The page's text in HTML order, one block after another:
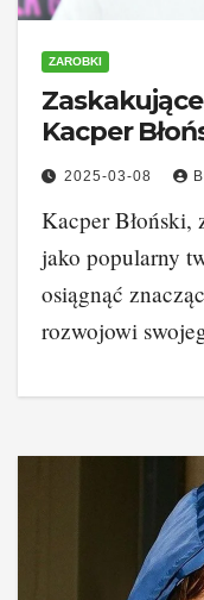
ZAROBKI
Kacper
2025-03-08
Kacper Błoński,
jako popularny
osiągnąć
rozwojowi